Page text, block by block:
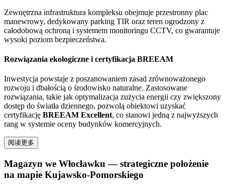
Zewnętrzna infrastruktura kompleksu obejmuje przestronny plac
manewrowy, dedykowany parking TIR oraz teren ogrodzony z
całodobową ochroną i systemem monitoringu CCTV, co gwarantuje
wysoki poziom bezpieczeństwa.
Rozwiązania ekologiczne i certyfikacja BREEAM
Inwestycja powstaje z poszanowaniem zasad zrównoważonego
rozwoju i dbałością o środowisko naturalne. Zastosowane
rozwiązania, takie jak optymalizacja zużycia energii czy zwiększony
dostęp do światła dziennego, pozwolą obiektowi uzyskać
certyfikację BREEAM Excellent, co stanowi jedną z najwyższych
rang w systemie oceny budynków komercyjnych.
阅读更多
Magazyn we Włocławku — strategiczne położenie
na mapie Kujawsko-Pomorskiego